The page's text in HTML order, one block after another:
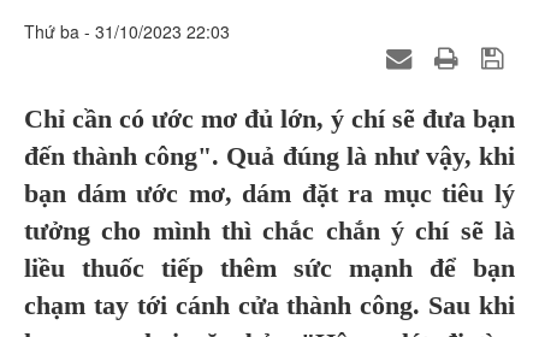
Thứ ba - 31/10/2023 22:03
Chỉ cần có ước mơ đủ lớn, ý chí sẽ đưa bạn
đến thành công". Quả đúng là như vậy, khi
bạn dám ước mơ, dám đặt ra mục tiêu lý
tưởng cho mình thì chắc chắn ý chí sẽ là
liều thuốc tiếp thêm sức mạnh để bạn
chạm tay tới cánh cửa thành công. Sau khi